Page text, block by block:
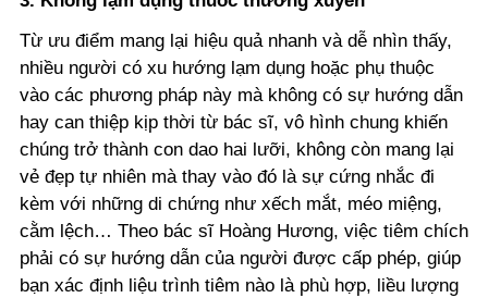
Từ ưu điểm mang lại hiệu quả nhanh và dễ nhìn thấy,
nhiều người có xu hướng lạm dụng hoặc phụ thuộc
vào các phương pháp này mà không có sự hướng dẫn
hay can thiệp kịp thời từ bác sĩ, vô hình chung khiến
chúng trở thành con dao hai lưỡi, không còn mang lại
vẻ đẹp tự nhiên mà thay vào đó là sự cứng nhắc đi
kèm với những di chứng như xếch mắt, méo miệng,
cằm lệch… Theo bác sĩ Hoàng Hương, việc tiêm chích
phải có sự hướng dẫn của người được cấp phép, giúp
bạn xác định liệu trình tiêm nào là phù hợp, liều lượng